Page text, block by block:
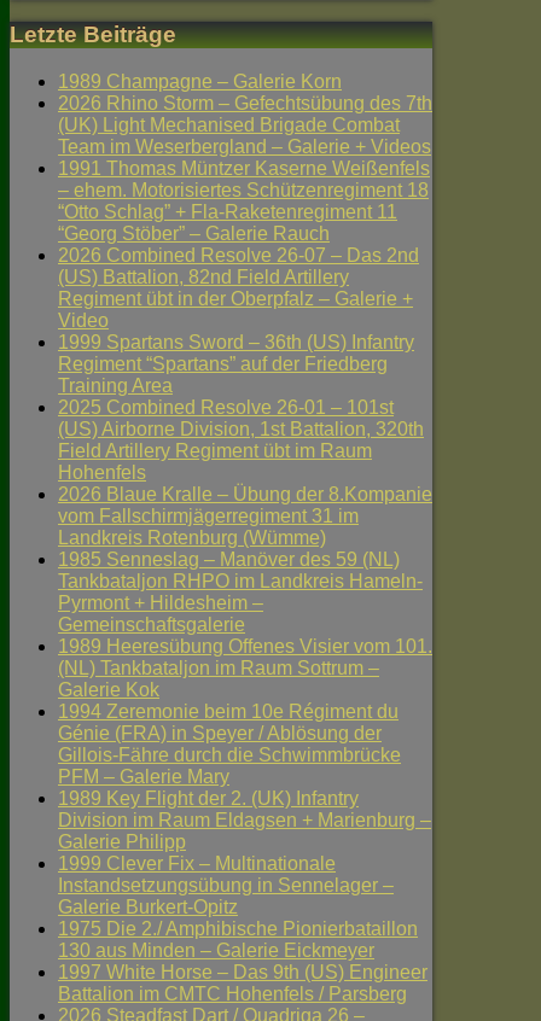
Letzte Beiträge
1989 Champagne – Galerie Korn
2026 Rhino Storm – Gefechtsübung des 7th
(UK) Light Mechanised Brigade Combat
Team im Weserbergland – Galerie + Videos
1991 Thomas Müntzer Kaserne Weißenfels
– ehem. Motorisiertes Schützenregiment 18
“Otto Schlag” + Fla-Raketenregiment 11
“Georg Stöber” – Galerie Rauch
2026 Combined Resolve 26-07 – Das 2nd
(US) Battalion, 82nd Field Artillery
Regiment übt in der Oberpfalz – Galerie +
Video
1999 Spartans Sword – 36th (US) Infantry
Regiment “Spartans” auf der Friedberg
Training Area
2025 Combined Resolve 26-01 – 101st
(US) Airborne Division, 1st Battalion, 320th
Field Artillery Regiment übt im Raum
Hohenfels
2026 Blaue Kralle – Übung der 8.Kompanie
vom Fallschirmjägerregiment 31 im
Landkreis Rotenburg (Wümme)
1985 Senneslag – Manöver des 59 (NL)
Tankbataljon RHPO im Landkreis Hameln-
Pyrmont + Hildesheim –
Gemeinschaftsgalerie
1989 Heeresübung Offenes Visier vom 101.
(NL) Tankbataljon im Raum Sottrum –
Galerie Kok
1994 Zeremonie beim 10e Régiment du
Génie (FRA) in Speyer / Ablösung der
Gillois-Fähre durch die Schwimmbrücke
PFM – Galerie Mary
1989 Key Flight der 2. (UK) Infantry
Division im Raum Eldagsen + Marienburg –
Galerie Philipp
1999 Clever Fix – Multinationale
Instandsetzungsübung in Sennelager –
Galerie Burkert-Opitz
1975 Die 2./ Amphibische Pionierbataillon
130 aus Minden – Galerie Eickmeyer
1997 White Horse – Das 9th (US) Engineer
Battalion im CMTC Hohenfels / Parsberg
2026 Steadfast Dart / Quadriga 26 –